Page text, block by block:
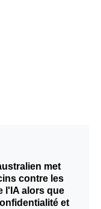
met
contre les
l'IA alors que
et